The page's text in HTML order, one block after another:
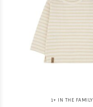
1+ IN THE FAMILY